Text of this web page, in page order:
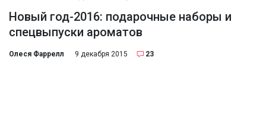
Новый год-2016: подарочные наборы и
спецвыпуски ароматов
Олеся Фаррелл 9 декабря 2015 23